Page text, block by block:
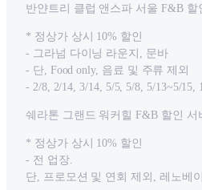
반얀트리 클럽 앤스파 서울 F&B 할
* 정상가 상시 10% 할인
- 그라넘 다이닝 라운지, 문바
- 단, Food only, 음료 및 주류 제외
- 2/8, 2/14, 3/14, 5/5, 5/8, 5/13~5/15,
쉐라톤 그랜드 워커힐 F&B 할인 서
* 정상가 상시 10% 할인
- 전 업장.
단, 프로모션 및 연회 제외, 레노베